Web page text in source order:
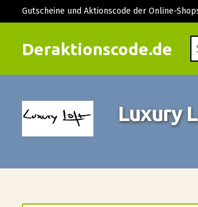
Deraktionscode.de
Gutscheine und Aktionscode der Online-
Luxury